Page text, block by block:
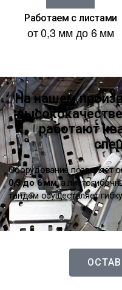
Работаем с листами
от 0,3 мм до 6 мм
На нашем
работают
Оборудование позволяет
0,3 до 6 мм, а
тандем осуществляет